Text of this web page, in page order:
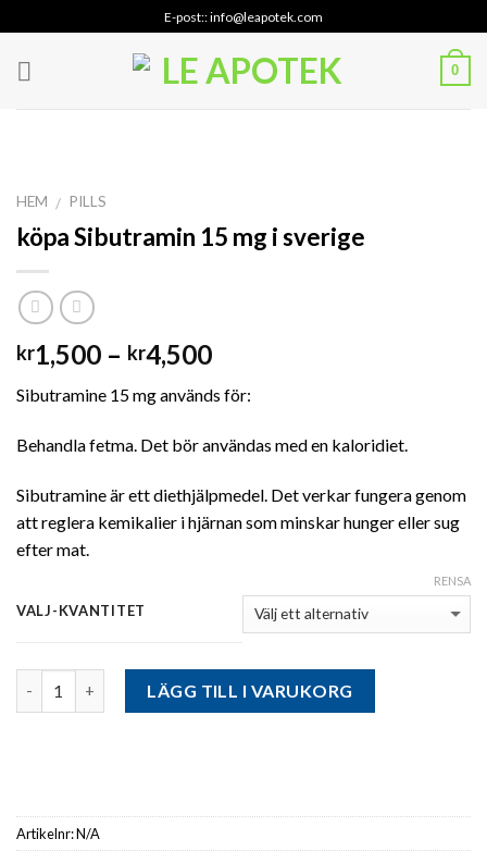
to
content
E-post:: info@leapotek.com
0
HEM / PILLS
köpa Sibutramin 15 mg i sverige
kr1,500 – kr4,500Prisintervall:
till
kr4,500
Sibutramine 15 mg används för:
Behandla fetma. Det bör användas med en kaloridiet.
Sibutramine är ett diethjälpmedel. Det verkar fungera genom
att reglera kemikalier i hjärnan som minskar hunger eller sug
efter mat.
VALJ-KVANTITET
RENSA
LÄGG TILL I VARUKORG
Artikelnr:N/A